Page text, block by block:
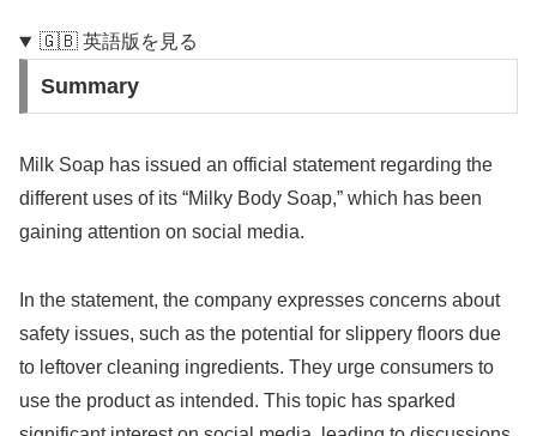
🇬🇧 英語版を見る
Summary
Milk Soap has issued an official statement regarding the
different uses of its “Milky Body Soap,” which has been
gaining attention on social media.
In the statement, the company expresses concerns about
safety issues, such as the potential for slippery floors due
to leftover cleaning ingredients. They urge consumers to
use the product as intended. This topic has sparked